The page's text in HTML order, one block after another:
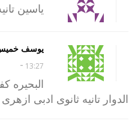
ياسين
يوسف خميس
13:27
-
البحيره
الدوار تانيه ثانوى ادبى ازهرى